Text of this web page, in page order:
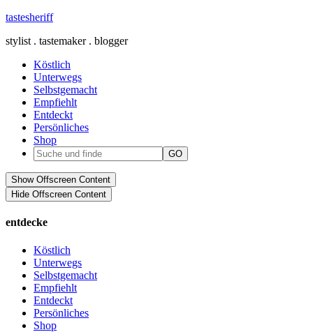
tastesheriff
stylist . tastemaker . blogger
Köstlich
Unterwegs
Selbstgemacht
Empfiehlt
Entdeckt
Persönliches
Shop
Show Offscreen Content
Hide Offscreen Content
entdecke
Köstlich
Unterwegs
Selbstgemacht
Empfiehlt
Entdeckt
Persönliches
Shop